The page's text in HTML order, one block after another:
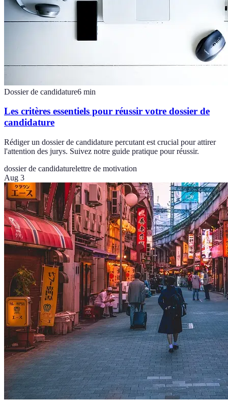
Dossier de candidature6 min
Les critères essentiels pour réussir votre dossier de
candidature
Rédiger un dossier de candidature percutant est crucial pour attirer
l'attention des jurys. Suivez notre guide pratique pour réussir.
dossier de candidaturelettre de motivation
Aug 3